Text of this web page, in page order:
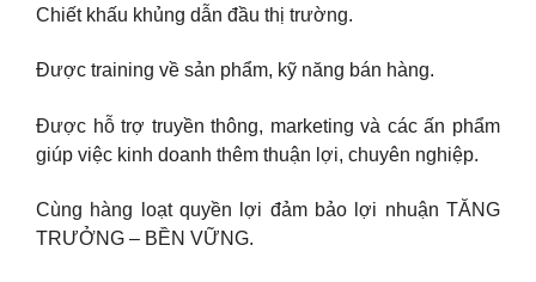
Chiết khấu khủng dẫn đầu thị trường.
Được training về sản phẩm, kỹ năng bán hàng.
Được hỗ trợ truyền thông, marketing và các ấn phẩm
giúp việc kinh doanh thêm thuận lợi, chuyên nghiệp.
Cùng hàng loạt quyền lợi đảm bảo lợi nhuận TĂNG
TRƯỞNG – BỀN VỮNG.